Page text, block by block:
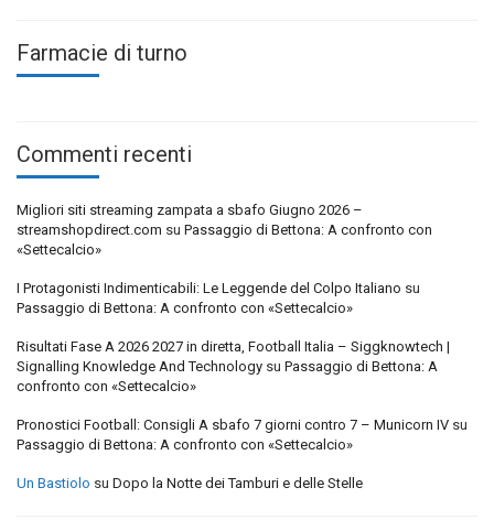
Farmacie di turno
Commenti recenti
Migliori siti streaming zampata a sbafo Giugno 2026 –
streamshopdirect.com su Passaggio di Bettona: A confronto con
«Settecalcio»
I Protagonisti Indimenticabili: Le Leggende del Colpo Italiano su
Passaggio di Bettona: A confronto con «Settecalcio»
Risultati Fase A 2026 2027 in diretta, Football Italia – Siggknowtech |
Signalling Knowledge And Technology su Passaggio di Bettona: A
confronto con «Settecalcio»
Pronostici Football: Consigli A sbafo 7 giorni contro 7 – Municorn IV su
Passaggio di Bettona: A confronto con «Settecalcio»
Un Bastiolo su Dopo la Notte dei Tamburi e delle Stelle